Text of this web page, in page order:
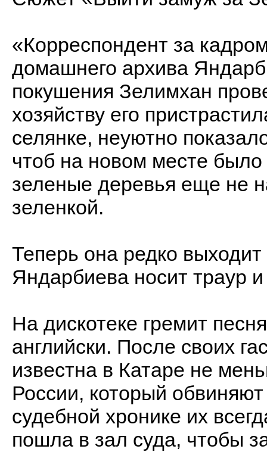
«Корреспондент за
домашнего архива
покушения Зелимхан
хозяйству его
селянке, неуютно
чтоб на новом месте
зеленые деревья еще не
зеленкой.
Теперь она редко
Яндарбиева носит траур
На дискотеке гремит
английски. После своих
известна в Катаре не
России, который
судебной хронике их
пошла в зал суда, чтобы